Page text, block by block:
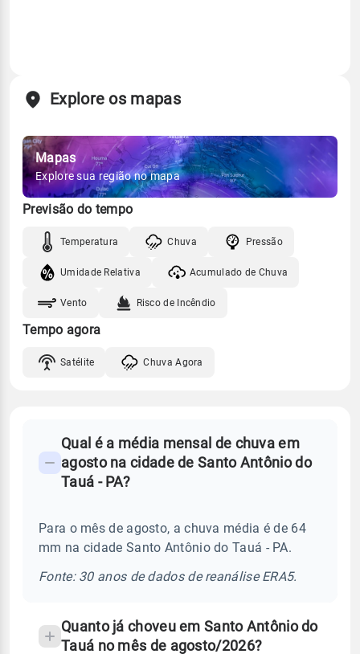
Explore os mapas
Mapas
Explore sua região no mapa
Previsão do tempo
Temperatura Chuva Pressão
Umidade Relativa Acumulado de Chuva
Vento Risco de Incêndio
Tempo agora
Satélite Chuva Agora
Perguntas
frequentes
chuva
temperatura
Qual é a média mensal de chuva em
agosto na cidade de Santo Antônio do
Tauá - PA?
Para o mês de agosto, a chuva média é de 64
mm na cidade Santo Antônio do Tauá - PA.
Fonte: 30 anos de dados de reanálise ERA5.
Quanto já choveu em Santo Antônio do
Tauá no mês de agosto/2026?